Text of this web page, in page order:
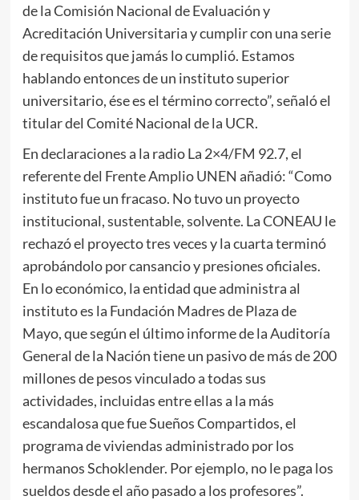
de la Comisión Nacional de Evaluación y
Acreditación Universitaria y cumplir con una serie
de requisitos que jamás lo cumplió. Estamos
hablando entonces de un instituto superior
universitario, ése es el término correcto”, señaló el
titular del Comité Nacional de la UCR.
En declaraciones a la radio La 2×4/FM 92.7, el
referente del Frente Amplio UNEN añadió: “Como
instituto fue un fracaso. No tuvo un proyecto
institucional, sustentable, solvente. La CONEAU le
rechazó el proyecto tres veces y la cuarta terminó
aprobándolo por cansancio y presiones oficiales.
En lo económico, la entidad que administra al
instituto es la Fundación Madres de Plaza de
Mayo, que según el último informe de la Auditoría
General de la Nación tiene un pasivo de más de 200
millones de pesos vinculado a todas sus
actividades, incluidas entre ellas a la más
escandalosa que fue Sueños Compartidos, el
programa de viviendas administrado por los
hermanos Schoklender. Por ejemplo, no le paga los
sueldos desde el año pasado a los profesores”.